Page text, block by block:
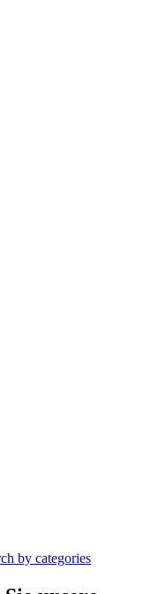
by categories